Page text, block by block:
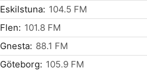
Eskilstuna: 104.5 FM
Flen: 101.8 FM
Gnesta: 88.1 FM
Göteborg: 105.9 FM